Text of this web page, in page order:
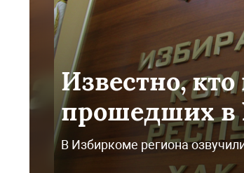
Известно,
прошедших в
В Избиркоме региона